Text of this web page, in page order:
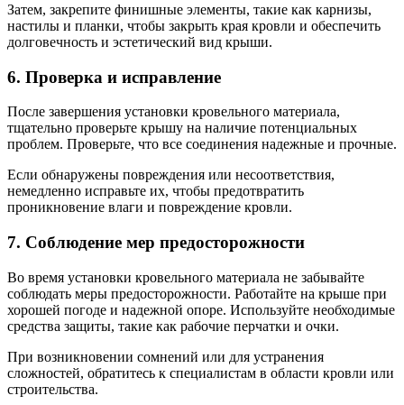
Затем, закрепите финишные элементы, такие как карнизы,
настилы и планки, чтобы закрыть края кровли и обеспечить
долговечность и эстетический вид крыши.
6. Проверка и исправление
После завершения установки кровельного материала,
тщательно проверьте крышу на наличие потенциальных
проблем. Проверьте, что все соединения надежные и прочные.
Если обнаружены повреждения или несоответствия,
немедленно исправьте их, чтобы предотвратить
проникновение влаги и повреждение кровли.
7. Соблюдение мер предосторожности
Во время установки кровельного материала не забывайте
соблюдать меры предосторожности. Работайте на крыше при
хорошей погоде и надежной опоре. Используйте необходимые
средства защиты, такие как рабочие перчатки и очки.
При возникновении сомнений или для устранения
сложностей, обратитесь к специалистам в области кровли или
строительства.